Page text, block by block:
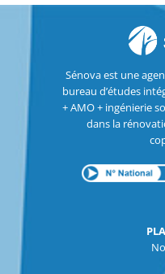
Sénova est une
bureau d’études
+ AMO + ingénierie
dans la